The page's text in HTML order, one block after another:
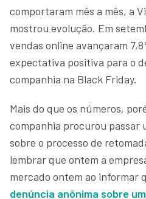
comportaram mês a mês, a
mostrou evolução. Em
vendas online avançaram
expectativa positiva para o
companhia na Black Friday.
Mais do que os números,
companhia procurou passar
sobre o processo de
lembrar que ontem a
mercado ontem ao informar
denúncia anônima sobre